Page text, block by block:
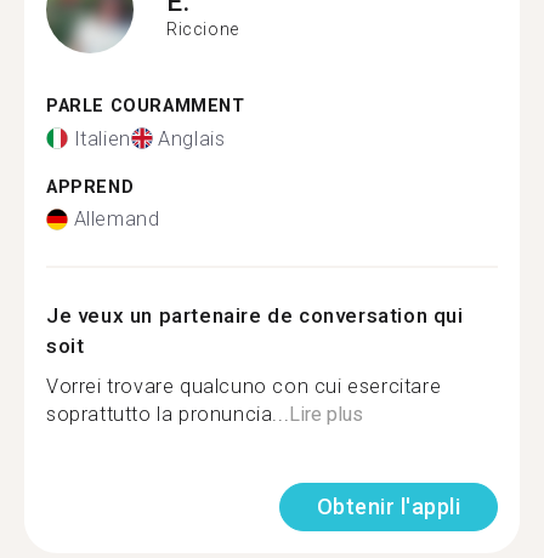
Riccione
PARLE COURAMMENT
Italien Anglais
APPREND
Allemand
Je veux un partenaire de conversation qui
soit
Vorrei trovare qualcuno con cui esercitare
soprattutto la pronuncia...Lire plus
Obtenir l'appli